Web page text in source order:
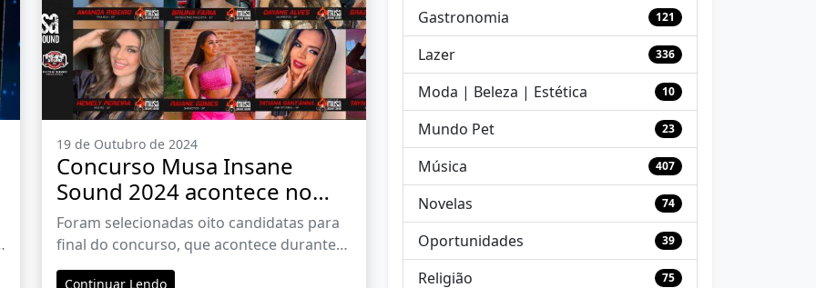
19 de Outubro de 2024
Concurso Musa Insane
Sound 2024 acontece no
sábado, dia 19
Foram selecionadas oito candidatas para
final do concurso, que acontece durante
programação do evento no Parque do
Continuar Lendo
Gastronomia 121
Lazer 336
Moda | Beleza | Estética 10
Mundo Pet 23
Música 407
Novelas 74
Oportunidades 39
Religião 75